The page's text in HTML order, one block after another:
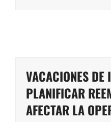
VACACIONES DE
PLANIFICAR
AFECTAR LA